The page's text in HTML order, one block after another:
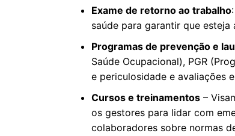
Exame de retorno ao trabalho
saúde para garantir que esteja
Programas de prevenção e
Saúde Ocupacional), PGR
e periculosidade e avaliações
Cursos e treinamentos –
os gestores para lidar com
colaboradores sobre normas